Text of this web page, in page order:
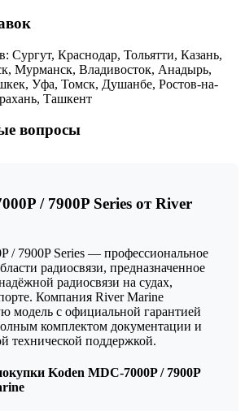
Сургут, Краснодар, Тольятти, Казань,
Мурманск, Владивосток, Анадырь,
Уфа, Томск, Душанбе, Ростов-на-
Ташкент
вопросы
/ 7900P Series от River
/ 7900P Series — профессиональное
радиосвязи, предназначенное
радиосвязи на судах,
Компания River Marine
модель с официальной гарантией
комплектом документации и
технической поддержкой.
Koden MDC-7000P / 7900P